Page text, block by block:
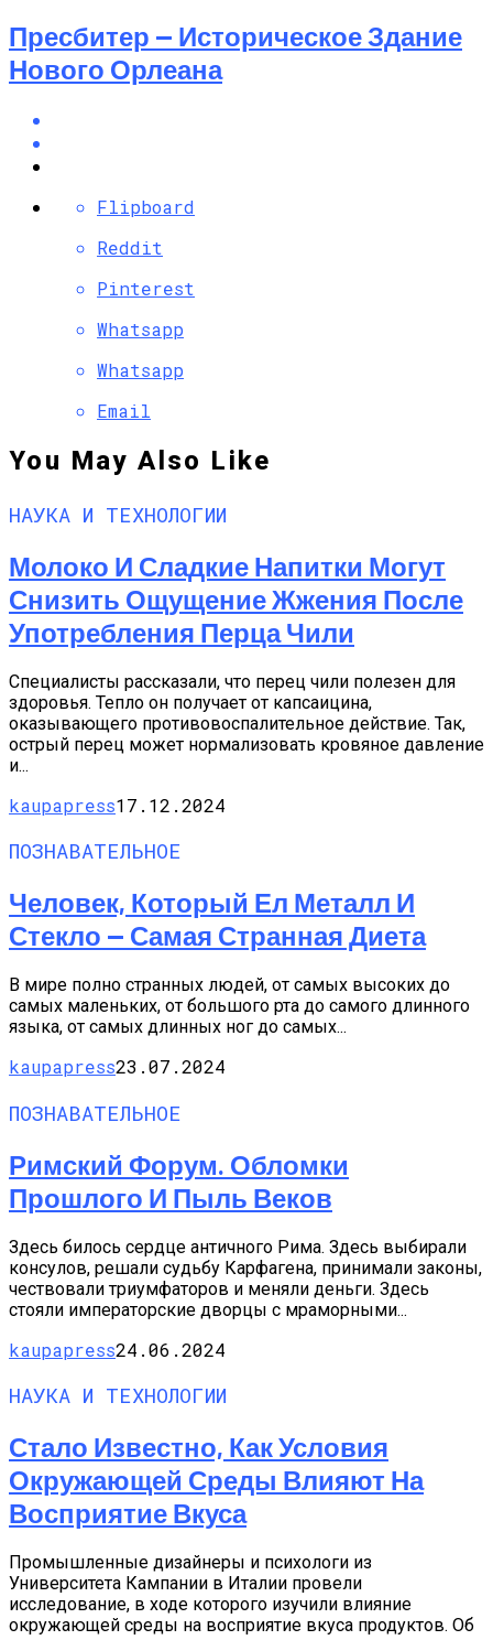
Пресбитер — Историческое Здание
Нового Орлеана
Flipboard
Reddit
Pinterest
Whatsapp
Whatsapp
Email
You May Also Like
НАУКА И ТЕХНОЛОГИИ
Молоко И Сладкие Напитки Могут
Снизить Ощущение Жжения После
Употребления Перца Чили
Специалисты рассказали, что перец чили полезен для
здоровья. Тепло он получает от капсаицина,
оказывающего противовоспалительное действие. Так,
острый перец может нормализовать кровяное давление
и...
kaupapress17.12.2024
ПОЗНАВАТЕЛЬНОЕ
Человек, Который Ел Металл И
Стекло — Самая Странная Диета
В мире полно странных людей, от самых высоких до
самых маленьких, от большого рта до самого длинного
языка, от самых длинных ног до самых...
kaupapress23.07.2024
ПОЗНАВАТЕЛЬНОЕ
Римский Форум. Обломки
Прошлого И Пыль Веков
Здесь билось сердце античного Рима. Здесь выбирали
консулов, решали судьбу Карфагена, принимали законы,
чествовали триумфаторов и меняли деньги. Здесь
стояли императорские дворцы с мраморными...
kaupapress24.06.2024
НАУКА И ТЕХНОЛОГИИ
Стало Известно, Как Условия
Окружающей Среды Влияют На
Восприятие Вкуса
Промышленные дизайнеры и психологи из
Университета Кампании в Италии провели
исследование, в ходе которого изучили влияние
окружающей среды на восприятие вкуса продуктов. Об